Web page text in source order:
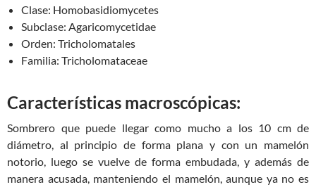
Clase: Homobasidiomycetes
Subclase: Agaricomycetidae
Orden: Tricholomatales
Familia: Tricholomataceae
Características macroscópicas:
Sombrero que puede llegar como mucho a los 10 cm de
diámetro, al principio de forma plana y con un mamelón
notorio, luego se vuelve de forma embudada, y además de
manera acusada, manteniendo el mamelón, aunque ya no es